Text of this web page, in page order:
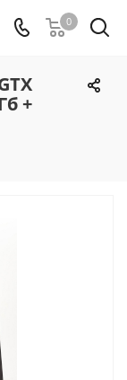
0
+